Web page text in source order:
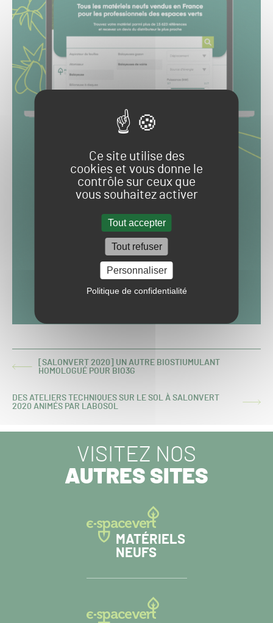
Ce site utilise des
cookies et vous donne le
contrôle sur ceux que
vous souhaitez activer
Tout accepter
Tout refuser
Personnaliser
Politique de confidentialité
ARTICLE
[SALONVERT 2020] UN AUTRE BIOSTIUMULANT
HOMOLOGUÉ POUR BIO3G
ARTICLE
DES ATELIERS TECHNIQUES SUR LE SOL À SALONVERT
2020 ANIMÉS PAR LABOSOL
VISITEZ NOS
AUTRES SITES
MATÉRIELS
NEUFS